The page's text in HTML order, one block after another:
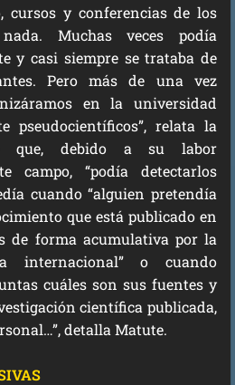
cursos y conferencias de los
Muchas veces podía
y casi siempre se trataba de
Pero más de una vez
en la universidad
pseudocientíficos”, relata la
que, debido a su labor
campo, “podía detectarlos
cuando “alguien pretendía
que está publicado en
de forma acumulativa por la
internacional” o cuando
cuáles son sus fuentes y
científica publicada,
detalla Matute.